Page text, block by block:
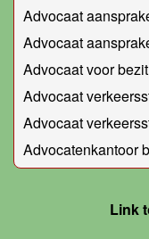
Advocaat
Advocaat
Advocaat voor
Advocaat
Advocaat
Advocatenkantoor
Link